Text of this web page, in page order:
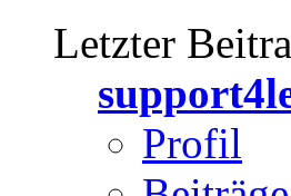
Letzter
Profil